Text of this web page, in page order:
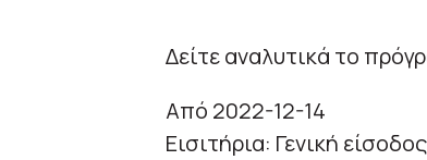
Δείτε αναλυτικά το
Από 2022-12-14
Εισιτήρια: Γενική